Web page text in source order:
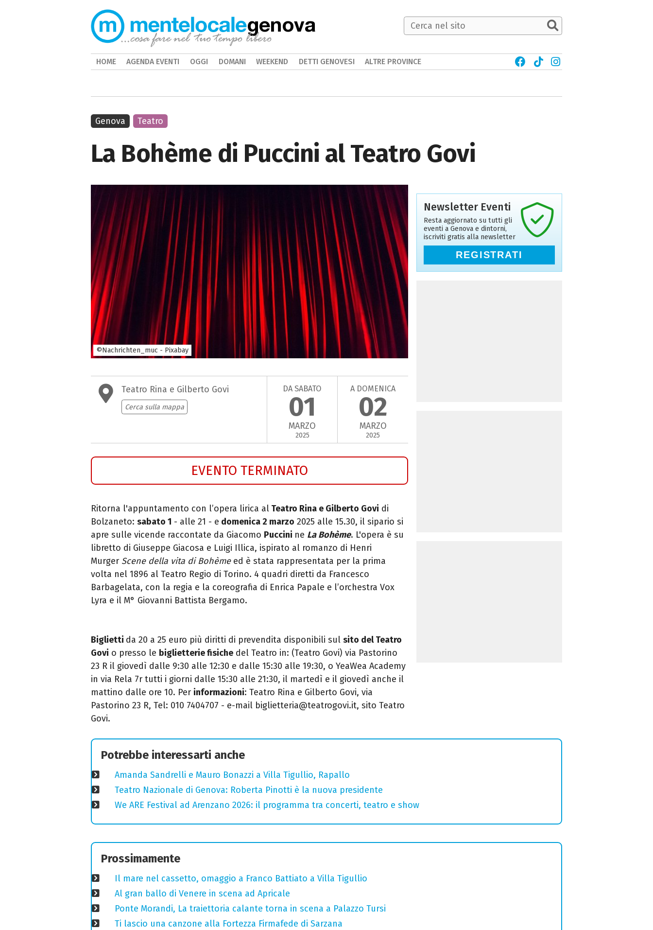
La Bohème di Puccini al Teatro Govi
©Nachrichten_muc - Pixabay
Teatro Rina e Gilberto Govi
Cerca sulla mappa
DA SABATO
01
MARZO
2025
A DOMENICA
02
MARZO
2025
EVENTO TERMINATO
Ritorna l'appuntamento con l’opera lirica al Teatro Rina e Gilberto Govi di
Bolzaneto: sabato 1 - alle 21 - e domenica 2 marzo 2025 alle 15.30, il sipario si
apre sulle vicende raccontate da Giacomo Puccini ne La Bohème. L'opera è su
libretto di Giuseppe Giacosa e Luigi Illica, ispirato al romanzo di Henri
Murger Scene della vita di Bohème ed è stata rappresentata per la prima
volta nel 1896 al Teatro Regio di Torino. 4 quadri diretti da Francesco
Barbagelata, con la regia e la coreografia di Enrica Papale e l’orchestra Vox
Lyra e il M° Giovanni Battista Bergamo.
Biglietti da 20 a 25 euro più diritti di prevendita disponibili sul sito del Teatro
Govi o presso le biglietterie fisiche del Teatro in: (Teatro Govi) via Pastorino
23 R il giovedì dalle 9:30 alle 12:30 e dalle 15:30 alle 19:30, o YeaWea Academy
in via Rela 7r tutti i giorni dalle 15:30 alle 21:30, il martedì e il giovedì anche il
mattino dalle ore 10. Per informazioni: Teatro Rina e Gilberto Govi, via
Pastorino 23 R, Tel: 010 7404707 - e-mail biglietteria@teatrogovi.it, sito Teatro
Govi.
Genova Teatro
Newsletter Eventi
Resta aggiornato su tutti gli
eventi a Genova e dintorni,
iscriviti gratis alla newsletter
REGISTRATI
Potrebbe interessarti anche
Amanda Sandrelli e Mauro Bonazzi a Villa Tigullio, Rapallo
Teatro Nazionale di Genova: Roberta Pinotti è la nuova presidente
We ARE Festival ad Arenzano 2026: il programma tra concerti, teatro e show
Prossimamente
Il mare nel cassetto, omaggio a Franco Battiato a Villa Tigullio
Al gran ballo di Venere in scena ad Apricale
Ponte Morandi, La traiettoria calante torna in scena a Palazzo Tursi
Ti lascio una canzone alla Fortezza Firmafede di Sarzana
genova
HOME AGENDA EVENTI OGGI DOMANI WEEKEND DETTI GENOVESI ALTRE PROVINCE